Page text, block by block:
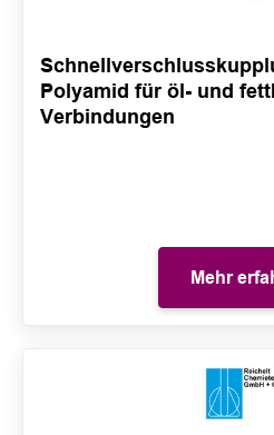
Polyamid für öl- und
Verbindungen
Mehr